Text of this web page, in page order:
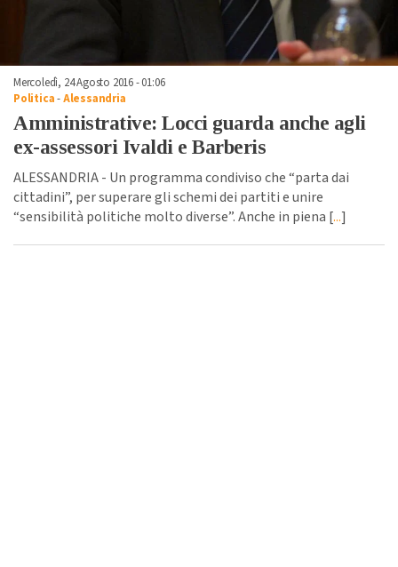
Mercoledì, 24 Agosto 2016 - 01:06
Politica-Alessandria
Amministrative: Locci guarda anche agli
ex-assessori Ivaldi e Barberis
ALESSANDRIA - Un programma condiviso che “parta dai
cittadini”, per superare gli schemi dei partiti e unire
“sensibilità politiche molto diverse”. Anche in piena [...]